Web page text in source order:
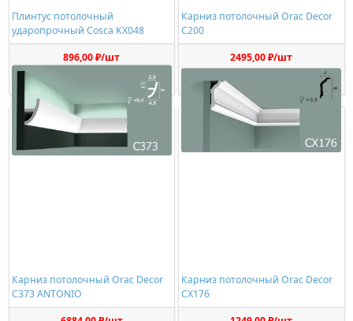
Плинтус потолочный
ударопрочный Cosca KX048
896,00 ₽/шт
Карниз потолочный Orac Decor
C200
2495,00 ₽/шт
Карниз потолочный Orac Decor
C373 ANTONIO
Карниз потолочный Orac Decor
CX176